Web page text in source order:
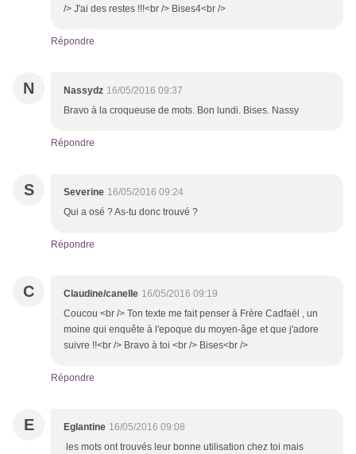
/> J'ai des restes !!!<br /> Bises4<br />
Répondre
N Nassydz 16/05/2016 09:37
Bravo à la croqueuse de mots. Bon lundi. Bises. Nassy
Répondre
S Severine 16/05/2016 09:24
Qui a osé ? As-tu donc trouvé ?
Répondre
C Claudine/canelle 16/05/2016 09:19
Coucou <br /> Ton texte me fait penser à Frère Cadfaël , un
moine qui enquête à l'epoque du moyen-âge et que j'adore
suivre !!<br /> Bravo à toi <br /> Bises<br />
Répondre
E Eglantine 16/05/2016 09:08
les mots ont trouvés leur bonne utilisation chez toi mais